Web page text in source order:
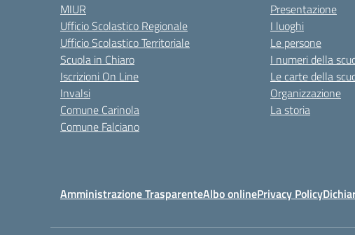
MIUR
Ufficio Scolastico Regionale
Ufficio Scolastico Territoriale
Scuola in Chiaro
Iscrizioni On Line
Invalsi
Comune Carinola
Comune Falciano
Presentazione
I luoghi
Le persone
I numeri della
Le carte della
Organizzazione
La storia
Amministrazione TrasparenteAlbo onlinePrivacy Policy